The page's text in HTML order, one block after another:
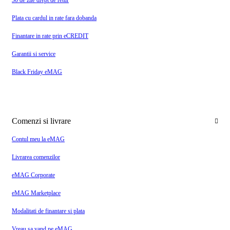
Plata cu cardul in rate fara dobanda
Finantare in rate prin eCREDIT
Garantii si service
Black Friday eMAG
Comenzi si livrare
Contul meu la eMAG
Livrarea comenzilor
eMAG Corporate
eMAG Marketplace
Modalitati de finantare si plata